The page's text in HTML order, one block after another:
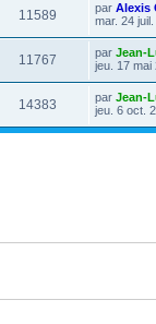
11589 par Alexis
mar. 24
11767 par Jean-
jeu. 17 mai
14383 par Jean-
jeu. 6 oct.